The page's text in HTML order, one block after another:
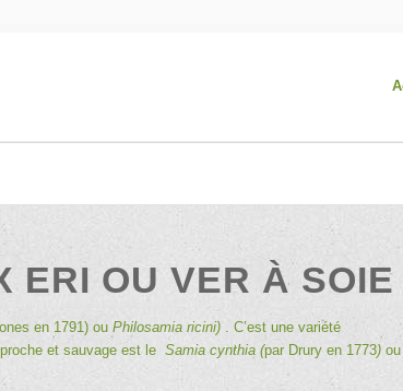
ERI OU VER À SOIE
en 1791) ou Philosamia ricini) . C’est une variété
et sauvage est le Samia cynthia (par Drury en 1773) ou